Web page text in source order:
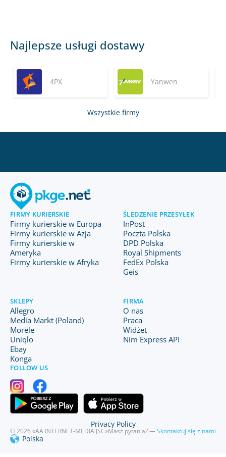
Najlepsze usługi dostawy
4PX Yanwen
Wszystkie firmy
FIRMY KURIERSKIE
Firmy kurierskie w Europa
Firmy kurierskie w Azja
Firmy kurierskie w
Ameryka
Firmy kurierskie w Afryka
ŚLEDZENIE PRZESYŁEK
InPost
Poczta Polska
DPD Polska
Royal Shipments
FedEx Polska
Geis
SKLEPY
Allegro
Media Markt (Poland)
Morele
Uniqlo
Ebay
Konga
FIRMA
O nas
Praca
Widżet
Nim Express API
FOLLOW US
© 2026 «AA INTERNET-MEDIA JSC»Masz pytania? —Skontaktuj się z nami
Polska
Privacy Policy